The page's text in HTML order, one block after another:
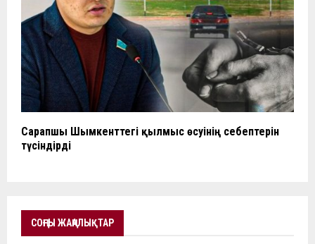
Сарапшы Шымкенттегі қылмыс өсуінің себептерін
түсіндірді
СОҢҒЫ ЖАҢАЛЫҚТАР